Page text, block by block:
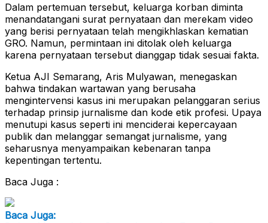
Dalam pertemuan tersebut, keluarga korban diminta
menandatangani surat pernyataan dan merekam video
yang berisi pernyataan telah mengikhlaskan kematian
GRO. Namun, permintaan ini ditolak oleh keluarga
karena pernyataan tersebut dianggap tidak sesuai fakta.
Ketua AJI Semarang, Aris Mulyawan, menegaskan
bahwa tindakan wartawan yang berusaha
mengintervensi kasus ini merupakan pelanggaran serius
terhadap prinsip jurnalisme dan kode etik profesi. Upaya
menutupi kasus seperti ini menciderai kepercayaan
publik dan melanggar semangat jurnalisme, yang
seharusnya menyampaikan kebenaran tanpa
kepentingan tertentu.
Baca Juga :
Baca Juga: